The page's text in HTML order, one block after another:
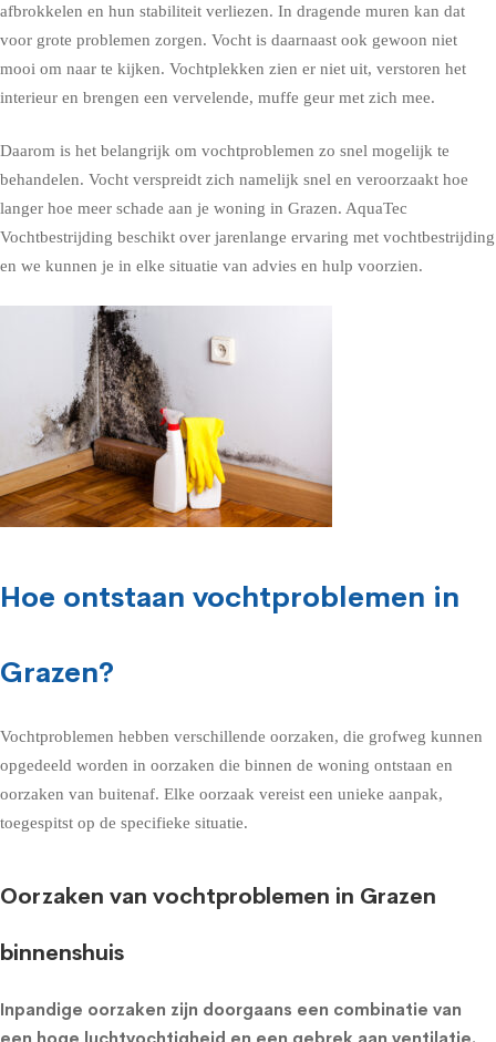
afbrokkelen en hun stabiliteit verliezen. In dragende muren kan dat
voor grote problemen zorgen. Vocht is daarnaast ook gewoon niet
mooi om naar te kijken. Vochtplekken zien er niet uit, verstoren het
interieur en brengen een vervelende, muffe geur met zich mee.
Daarom is het belangrijk om vochtproblemen zo snel mogelijk te
behandelen. Vocht verspreidt zich namelijk snel en veroorzaakt hoe
langer hoe meer schade aan je woning in Grazen. AquaTec
Vochtbestrijding beschikt over jarenlange ervaring met vochtbestrijding
en we kunnen je in elke situatie van advies en hulp voorzien.
Hoe ontstaan vochtproblemen in
Grazen?
Vochtproblemen hebben verschillende oorzaken, die grofweg kunnen
opgedeeld worden in oorzaken die binnen de woning ontstaan en
oorzaken van buitenaf. Elke oorzaak vereist een unieke aanpak,
toegespitst op de specifieke situatie.
Oorzaken van vochtproblemen in Grazen
binnenshuis
Inpandige oorzaken zijn doorgaans een combinatie van
een hoge luchtvochtigheid en een gebrek aan ventilatie.